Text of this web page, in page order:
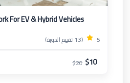
For EV & Hybrid Vehicles
5 (13 تقييم الدورة)
$10
$20